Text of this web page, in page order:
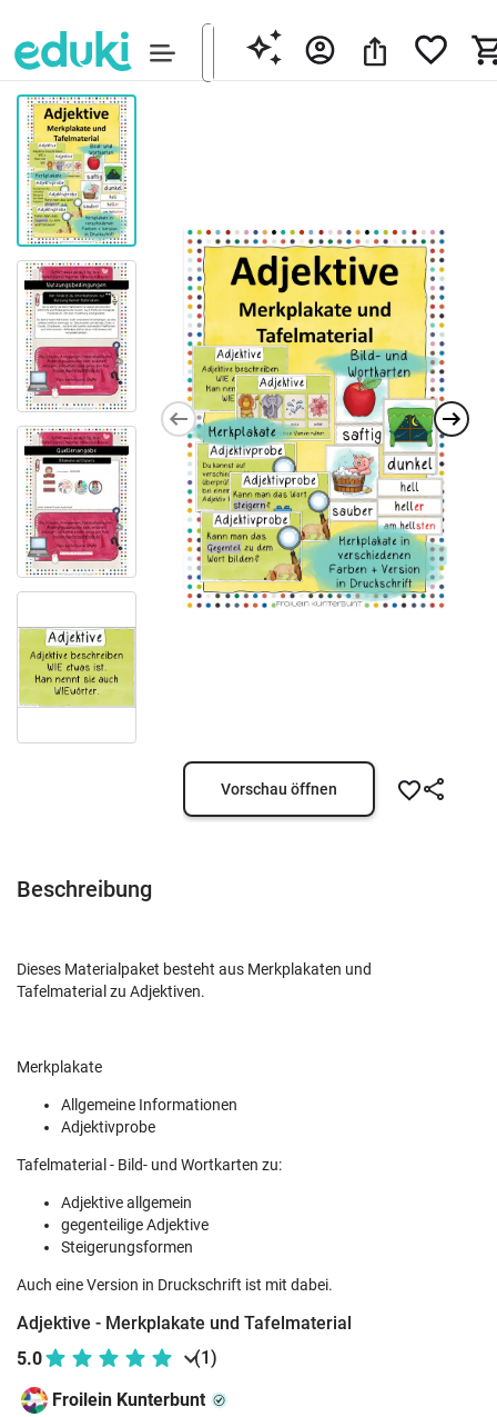
Vorschau öffnen
Beschreibung
Dieses Materialpaket besteht aus Merkplakaten und
Tafelmaterial zu Adjektiven.
Merkplakate
Allgemeine Informationen
Adjektivprobe
Tafelmaterial - Bild- und Wortkarten zu:
Adjektive allgemein
gegenteilige Adjektive
Steigerungsformen
Auch eine Version in Druckschrift ist mit dabei.
Adjektive - Merkplakate und Tafelmaterial
5.0
(1)
Froilein Kunterbunt